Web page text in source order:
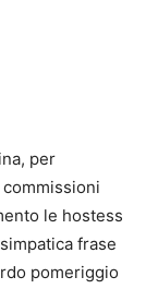
per
le hostess
frase
pomeriggio